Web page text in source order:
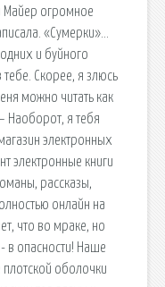
Майер огромное
«Сумерки»…
и буйного
тебе. Скорее, я злюсь
можно читать как
Наоборот, я тебя
электронных
электронные книги
рассказы,
онлайн на
что во мраке, но
в опасности! Наше
оболочки